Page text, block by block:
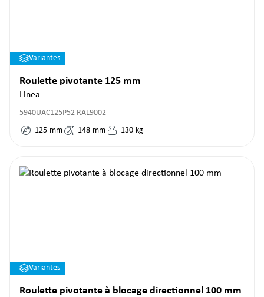
Variantes
Roulette pivotante 125 mm
Linea
5940UAC125P52 RAL9002
125 mm 148 mm 130 kg
Variantes
Roulette pivotante à blocage directionnel 100 mm